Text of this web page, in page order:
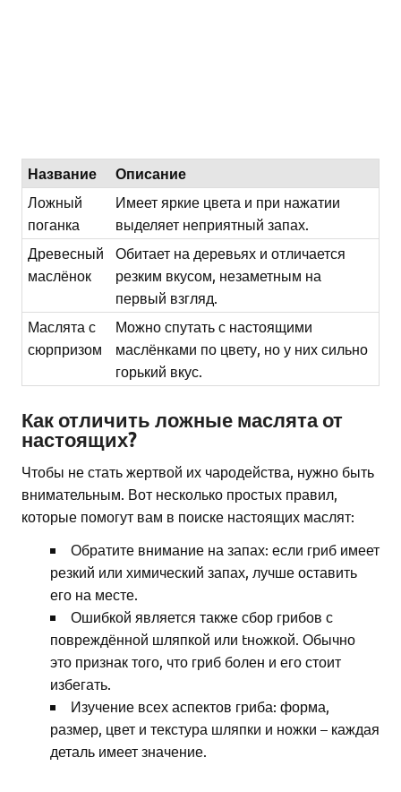
Название Описание
Ложный
поганка
Имеет яркие цвета и при нажатии
выделяет неприятный запах.
Древесный
маслёнок
Обитает на деревьях и отличается
резким вкусом, незаметным на
первый взгляд.
Маслята с
сюрпризом
Можно спутать с настоящими
маслёнками по цвету, но у них сильно
горький вкус.
Как отличить ложные маслята от
настоящих?
Чтобы не стать жертвой их чародейства, нужно быть
внимательным. Вот несколько простых правил,
которые помогут вам в поиске настоящих маслят:
Обратите внимание на запах: если гриб имеет
резкий или химический запах, лучше оставить
его на месте.
Ошибкой является также сбор грибов с
повреждённой шляпкой или tнoжкой. Обычно
это признак того, что гриб болен и его стоит
избегать.
Изучение всех аспектов гриба: форма,
размер, цвет и текстура шляпки и ножки – каждая
деталь имеет значение.